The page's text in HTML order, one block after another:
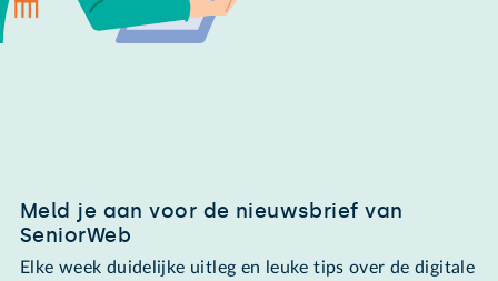
Meld je aan voor de nieuwsbrief van
SeniorWeb
Elke week duidelijke uitleg en leuke tips over de digitale